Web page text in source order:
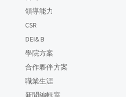
領導能力
CSR
DEI&B
學院方案
合作夥伴方案
職業生涯
新聞編輯室